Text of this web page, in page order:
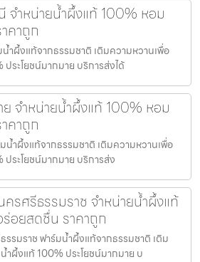
จำหน่ายน้ำผึ้งแท้ 100% หอม
คาถูก
ำผึ้งแท้จากธรรมชาติ เติมความหวานเพื่อ
ระโยชน์มากมาย บริการส่งได้
จำหน่ายน้ำผึ้งแท้ 100% หอม
คาถูก
น้ำผึ้งแท้จากธรรมชาติ เติมความหวานเพื่อ
ระโยชน์มากมาย บริการส่ง
รศรีธรรมราช จำหน่ายน้ำผึ้งแท้
อยสดชื่น ราคาถูก
รมราช ฟาร์มน้ำผึ้งแท้จากธรรมชาติ เติม
ำผึ้งแท้ 100% ประโยชน์มากมาย บ